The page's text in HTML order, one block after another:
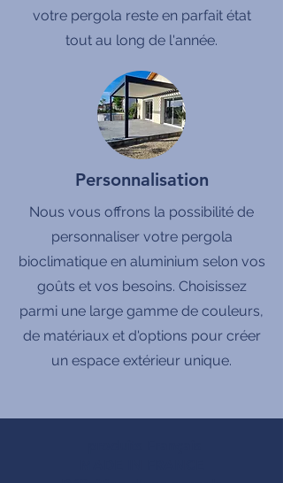
votre pergola reste en parfait état
tout au long de l'année.
Personnalisation
Nous vous offrons la possibilité de
personnaliser votre pergola
bioclimatique en aluminium selon vos
goûts et vos besoins. Choisissez
parmi une large gamme de couleurs,
de matériaux et d'options pour créer
un espace extérieur unique.